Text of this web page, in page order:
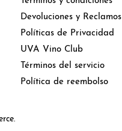
Devoluciones y Reclamos
Políticas de Privacidad
UVA Vino Club
Términos del servicio
Política de reembolso